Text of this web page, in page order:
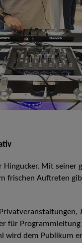
Hingucker. Mit
frischen Auftreten
für
wird dem Publikum